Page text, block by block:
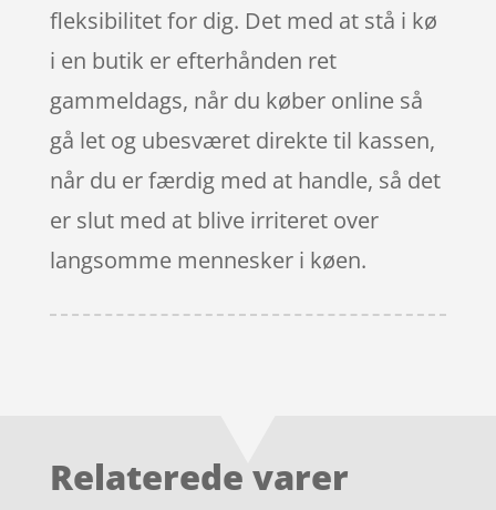
fleksibilitet for dig. Det med at stå i kø
i en butik er efterhånden ret
gammeldags, når du køber online så
gå let og ubesværet direkte til kassen,
når du er færdig med at handle, så det
er slut med at blive irriteret over
langsomme mennesker i køen.
Relaterede varer